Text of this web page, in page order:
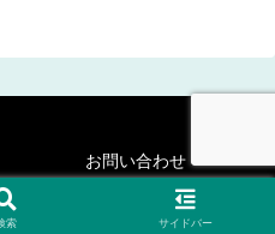
お問い合わせ
ー・ステディ・ゴー！.
索 サイドバー